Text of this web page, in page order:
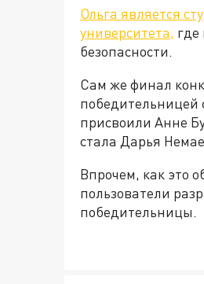
Ольга является
университета, где
безопасности.
Сам же финал
победительницей
присвоили Анне
стала Дарья
Впрочем, как это
пользователи
победительницы.